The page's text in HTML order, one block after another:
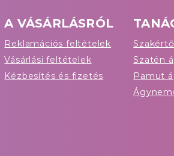
A VÁSÁRLÁSRÓL
Reklamációs feltételek
Vásárlási feltételek
Kézbesítés és fizetés
Szatén
Pamut